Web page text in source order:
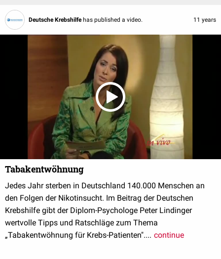
Deutsche Krebshilfe has published a video. 11 years
Tabakentwöhnung
Jedes Jahr sterben in Deutschland 140.000 Menschen an
den Folgen der Nikotinsucht. Im Beitrag der Deutschen
Krebshilfe gibt der Diplom-Psychologe Peter Lindinger
wertvolle Tipps und Ratschläge zum Thema
„Tabakentwöhnung für Krebs-Patienten".... continue